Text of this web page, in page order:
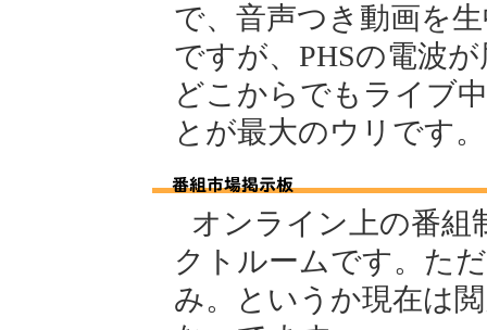
で、音声つき動画を
ですが、PHSの電波
どこからでもライブ
とが最大のウリです。
オンライン上の番組
クトルームです。た
み。というか現在は